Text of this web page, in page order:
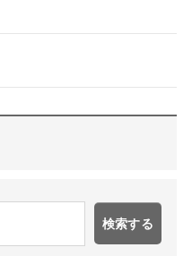
検索する